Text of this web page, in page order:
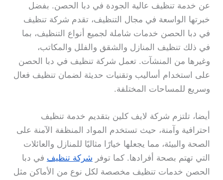
عن خدمة تنظيف عالية الجودة في دبا الحصن. بفضل
خبرتها الواسعة في مجال التنظيف، تقدم شركة تنظيف
في دبا الحصن خدمات شاملة لجميع أنواع التنظيف، بما
في ذلك تنظيف المنازل والشقق والفلل والمكاتب،
وغيرها من المنشآت. تعمل شركة تنظيف في دبا الحصن
على استخدام أساليب وتقنيات حديثة لضمان تنظيف فعال
وسريع للمساحات المختلفة.
أيضا، تلتزم شركة لايف كلين بتقديم خدمة تنظيف
احترافية وآمنة، حيث تستخدم المواد المنظفة الآمنة على
الصحة والبيئة، مما يجعلها خيارًا مثاليًا للمنازل والعائلات
التي تهتم بصحة أفرادها. كما توفر شركة تنظيف في دبا
الحصن خدمات تنظيف مخصصة لكل نوع من الأماكن مثل